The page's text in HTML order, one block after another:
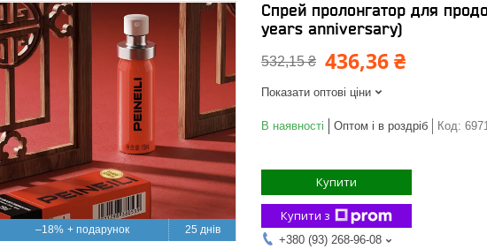
–18% 25 днів
Спрей пролонгатор для
years anniversary)
532,15 ₴ 436,36 ₴
Показати оптові ціни
В наявності Оптом і в роздріб Код:
Купити
Купити з
+380 (93) 268-96-08